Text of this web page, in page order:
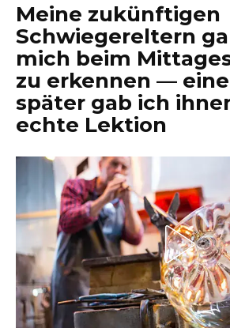
Meine zukünftigen
Schwiegereltern
mich beim
zu erkennen —
später gab ich
echte Lektion